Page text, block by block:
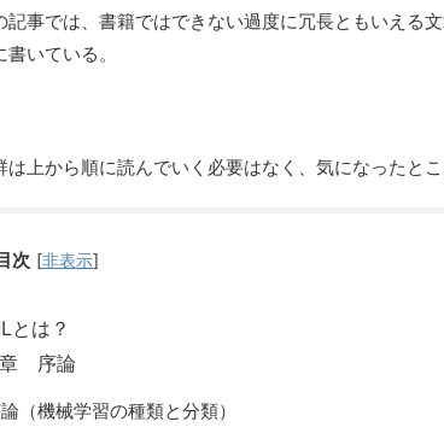
記事では、書籍ではできない過度に冗長ともいえる
いている。
は上から順に読んでいく必要はなく、気になったと
次 [非表示]
とは？
序論
（機械学習の種類と分類）